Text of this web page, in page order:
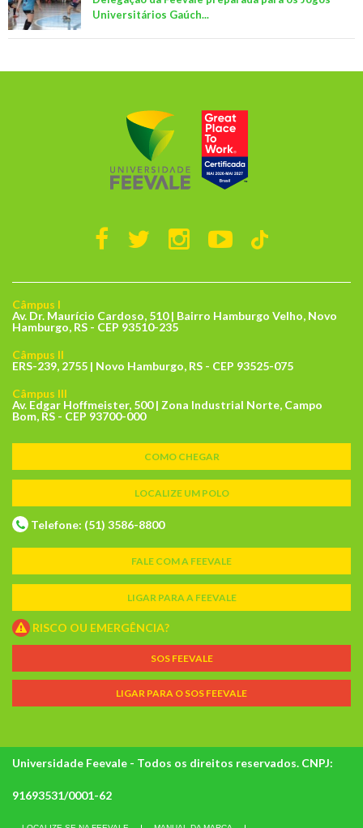
Universitários Gaúch...
Câmpus I
Av. Dr. Maurício Cardoso, 510 | Bairro Hamburgo Velho, Novo
Hamburgo, RS - CEP 93510-235
Câmpus II
ERS-239, 2755 | Novo Hamburgo, RS - CEP 93525-075
Câmpus III
Av. Edgar Hoffmeister, 500 | Zona Industrial Norte, Campo
Bom, RS - CEP 93700-000
COMO CHEGAR
LOCALIZE UM POLO
Telefone: (51) 3586-8800
FALE COM A FEEVALE
LIGAR PARA A FEEVALE
RISCO OU EMERGÊNCIA?
SOS FEEVALE
LIGAR PARA O SOS FEEVALE
Universidade Feevale - Todos os direitos reservados. CNPJ:
91693531/0001-62